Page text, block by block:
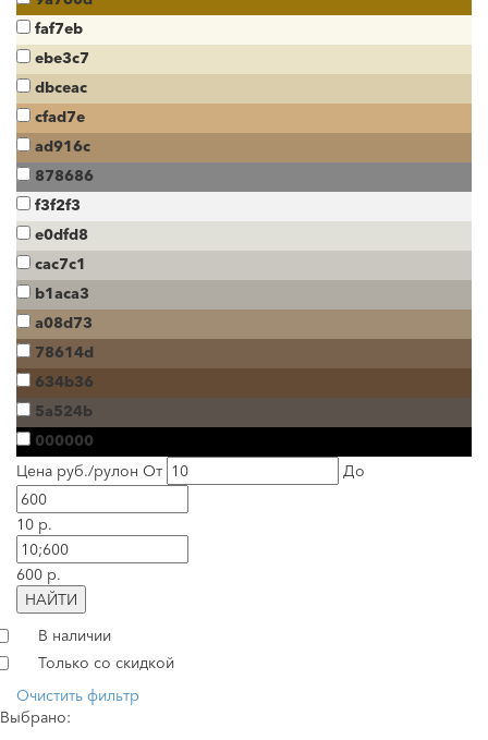
faf7eb
ebe3c7
dbceac
cfad7e
ad916c
878686
f3f2f3
e0dfd8
cac7c1
b1aca3
a08d73
78614d
634b36
5a524b
000000
Цена руб./рулон От До
10 р.
600 р.
НАЙТИ
В наличии
Только со скидкой
Очистить фильтр
Выбрано: